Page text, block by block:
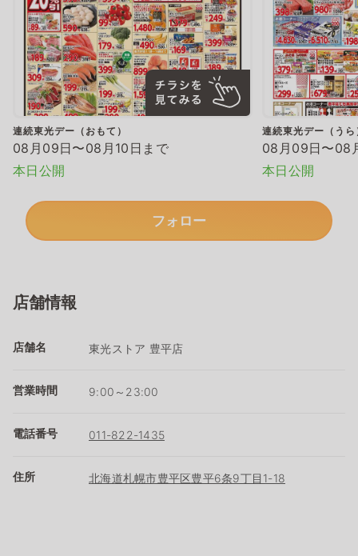
連続東光デー（おもて）
08月09日〜08月10日まで
本日公開
連続東光デー（うら
08月09日〜08
本日公開
フォロー
店舗情報
店舗名 東光ストア 豊平店
営業時間 9:00～23:00
電話番号 011-822-1435
住所 北海道札幌市豊平区豊平6条9丁目1-18